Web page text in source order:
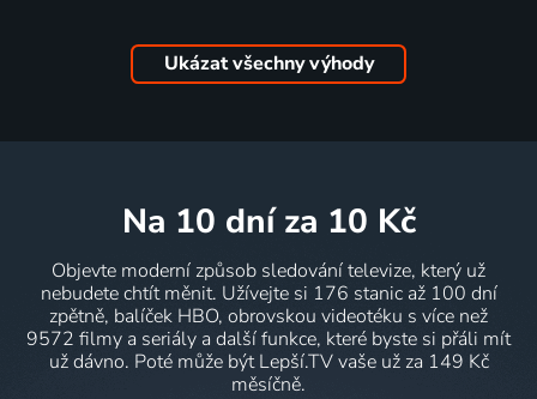
Ukázat všechny výhody
na 10 dní za 10 Kč
Objevte moderní způsob sledování televize, který už
nebudete chtít měnit. Užívejte si 176 stanic až 100 dní
zpětně, balíček HBO, obrovskou videotéku s více než
9572 filmy a seriály a další funkce, které byste si přáli mít
už dávno. Poté může být Lepší.TV vaše už za 149 Kč
měsíčně.